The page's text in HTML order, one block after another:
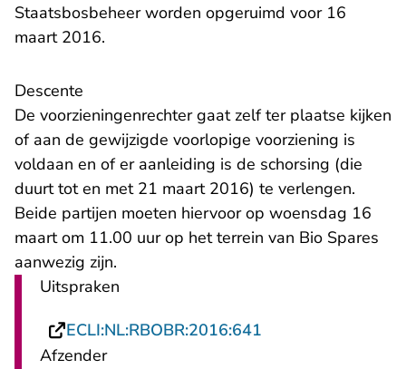
Staatsbosbeheer worden opgeruimd voor 16
maart 2016.
​Descente
De voorzieningenrechter gaat zelf ter plaatse kijken
of aan de gewijzigde voorlopige voorziening is
voldaan en of er aanleiding is de schorsing (die
duurt tot en met 21 maart 2016) te verlengen.
Beide partijen moeten hiervoor op woensdag 16
maart om 11.00 uur op het terrein van Bio Spares
aanwezig zijn.
Uitspraken
ECLI:NL:RBOBR:2016:641
Afzender